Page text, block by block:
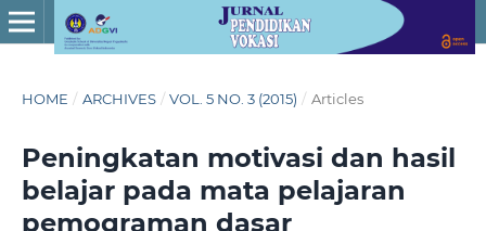
HOME / ARCHIVES / VOL. 5 NO. 3 (2015) / Articles
Peningkatan motivasi dan hasil
belajar pada mata pelajaran
pemograman dasar